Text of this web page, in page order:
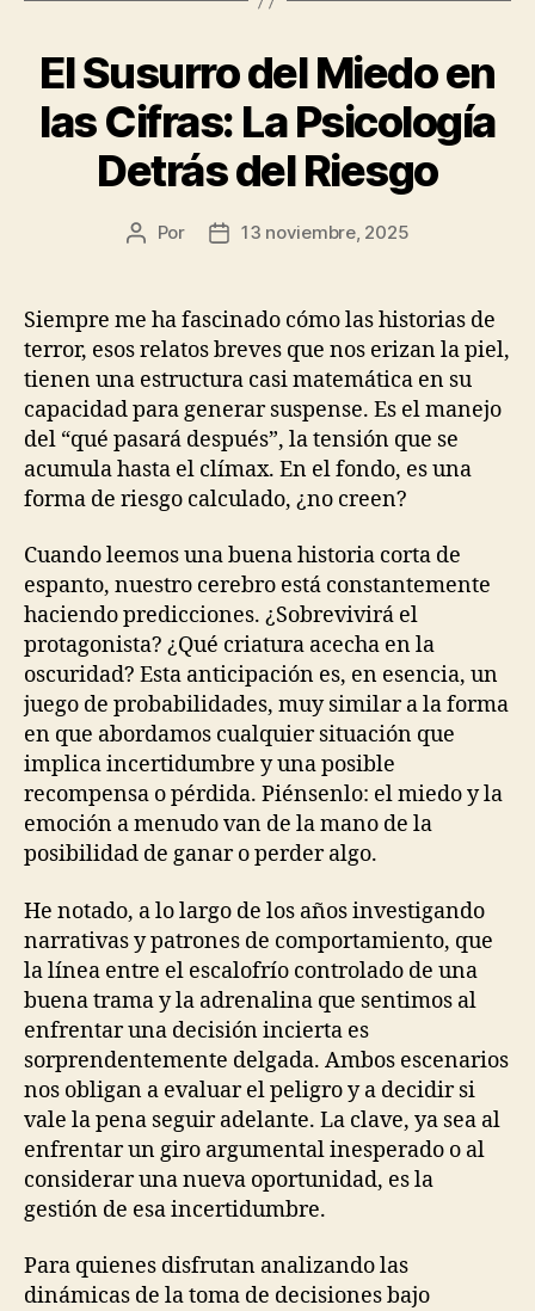
El Susurro del Miedo en
las Cifras: La Psicología
Detrás del Riesgo
Autor
publicación
Por
Fecha
publicación
13 noviembre, 2025
Siempre me ha fascinado cómo las historias de
terror, esos relatos breves que nos erizan la piel,
tienen una estructura casi matemática en su
capacidad para generar suspense. Es el manejo
del “qué pasará después”, la tensión que se
acumula hasta el clímax. En el fondo, es una
forma de riesgo calculado, ¿no creen?
Cuando leemos una buena historia corta de
espanto, nuestro cerebro está constantemente
haciendo predicciones. ¿Sobrevivirá el
protagonista? ¿Qué criatura acecha en la
oscuridad? Esta anticipación es, en esencia, un
juego de probabilidades, muy similar a la forma
en que abordamos cualquier situación que
implica incertidumbre y una posible
recompensa o pérdida. Piénsenlo: el miedo y la
emoción a menudo van de la mano de la
posibilidad de ganar o perder algo.
He notado, a lo largo de los años investigando
narrativas y patrones de comportamiento, que
la línea entre el escalofrío controlado de una
buena trama y la adrenalina que sentimos al
enfrentar una decisión incierta es
sorprendentemente delgada. Ambos escenarios
nos obligan a evaluar el peligro y a decidir si
vale la pena seguir adelante. La clave, ya sea al
enfrentar un giro argumental inesperado o al
considerar una nueva oportunidad, es la
gestión de esa incertidumbre.
Para quienes disfrutan analizando las
dinámicas de la toma de decisiones bajo